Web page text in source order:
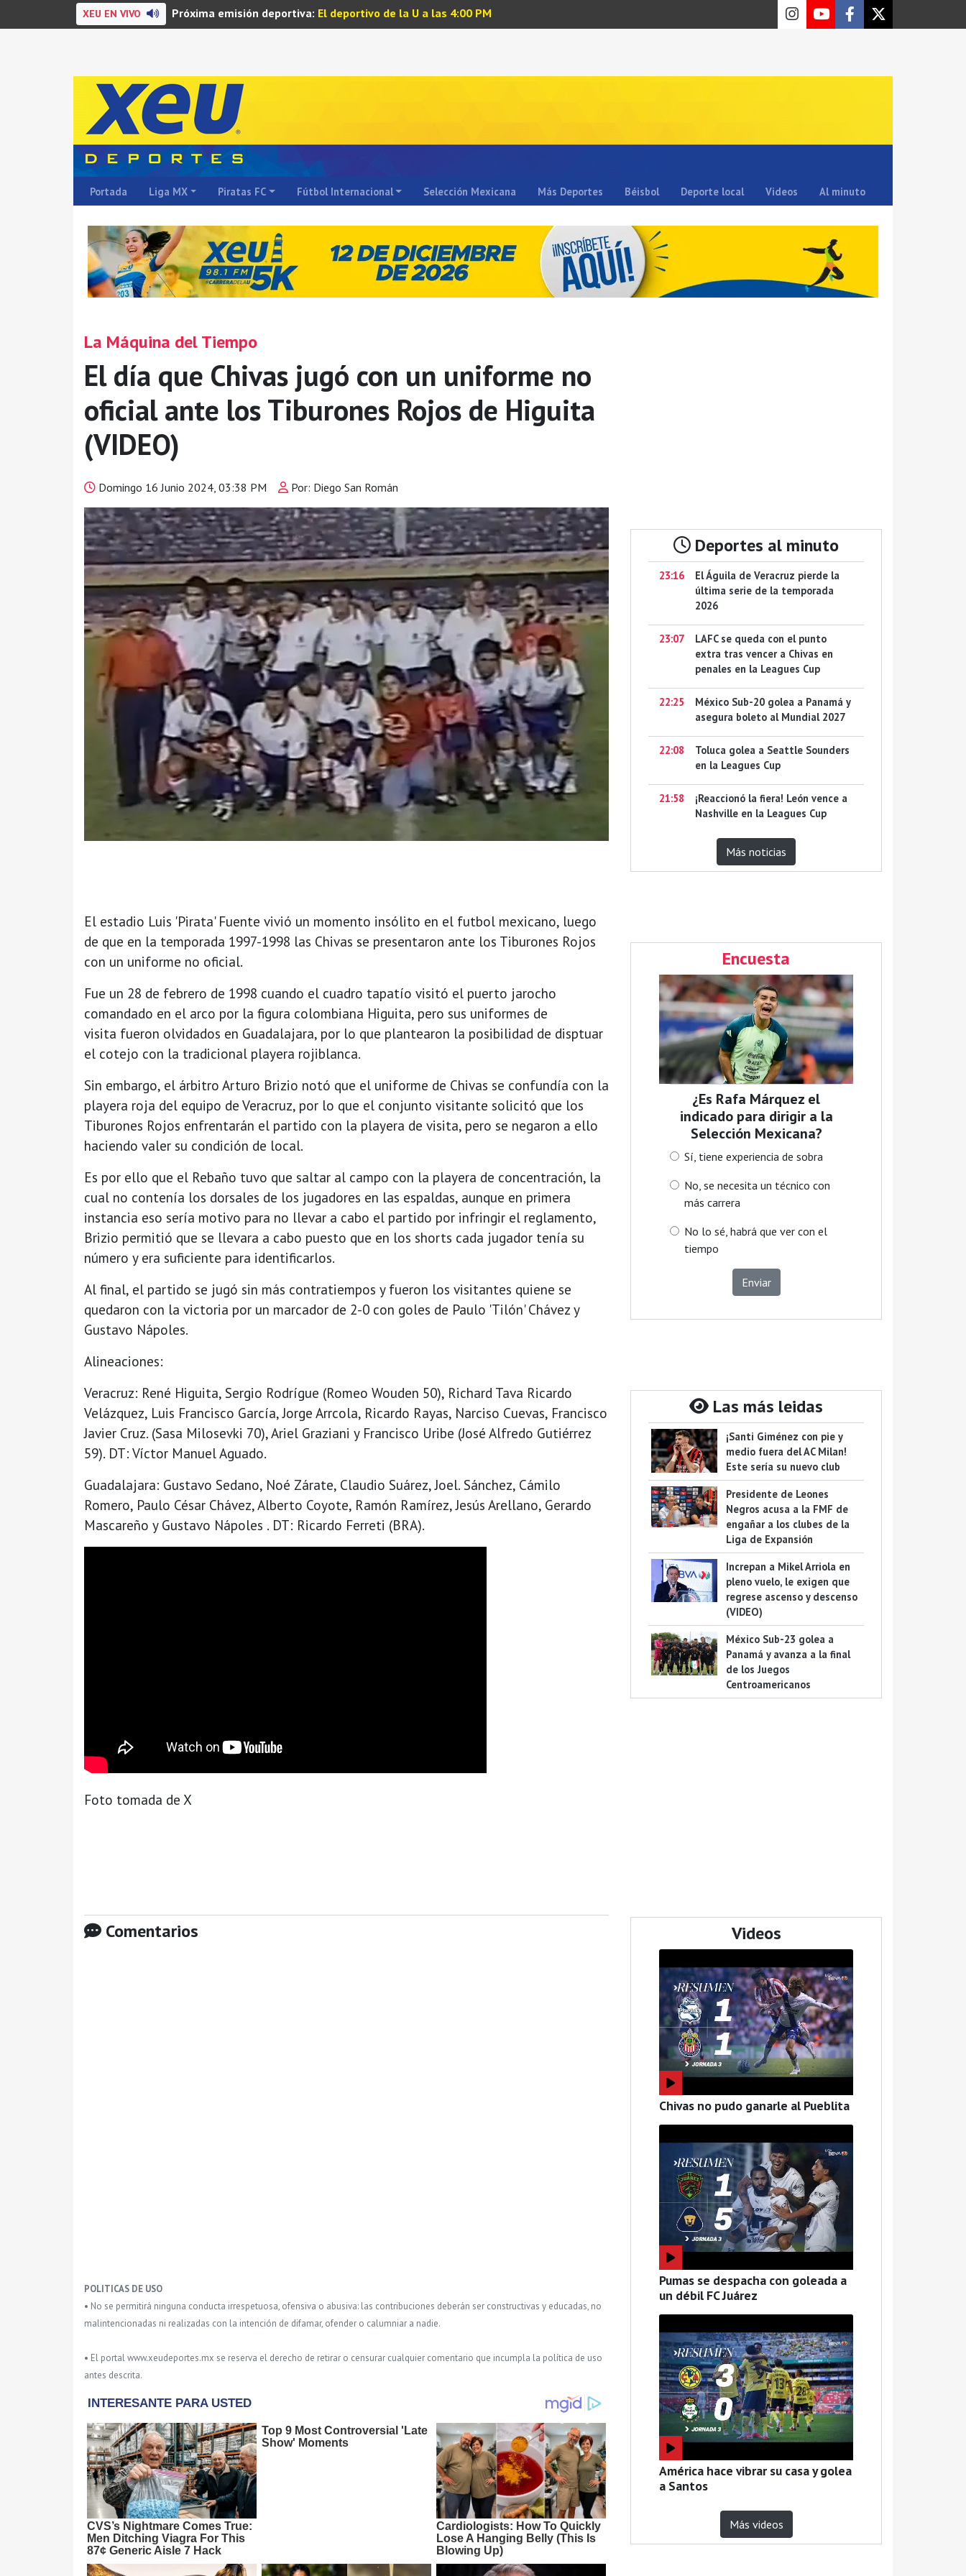
XEU EN VIVO Próxima emisión deportiva: El deportivo de la U a las 4:00 PM
Portada Liga MX Piratas FC Fútbol Internacional Selección Mexicana Más Deportes Béisbol Deporte local Videos Al minuto
La Máquina del Tiempo
El día que Chivas jugó con un uniforme no
oficial ante los Tiburones Rojos de Higuita
(VIDEO)
Domingo 16 Junio 2024, 03:38 PM Por: Diego San Román
El estadio Luis 'Pirata' Fuente vivió un momento insólito en el futbol mexicano, luego
de que en la temporada 1997-1998 las Chivas se presentaron ante los Tiburones Rojos
con un uniforme no oficial.
Fue un 28 de febrero de 1998 cuando el cuadro tapatío visitó el puerto jarocho
comandado en el arco por la figura colombiana Higuita, pero sus uniformes de
visita fueron olvidados en Guadalajara, por lo que plantearon la posibilidad de disptuar
el cotejo con la tradicional playera rojiblanca.
Sin embargo, el árbitro Arturo Brizio notó que el uniforme de Chivas se confundía con la
playera roja del equipo de Veracruz, por lo que el conjunto visitante solicitó que los
Tiburones Rojos enfrentarán el partido con la playera de visita, pero se negaron a ello
haciendo valer su condición de local.
Es por ello que el Rebaño tuvo que saltar al campo con la playera de concentración, la
cual no contenía los dorsales de los jugadores en las espaldas, aunque en primera
instancia eso sería motivo para no llevar a cabo el partido por infringir el reglamento,
Brizio permitió que se llevara a cabo puesto que en los shorts cada jugador tenía su
número y era suficiente para identificarlos.
Al final, el partido se jugó sin más contratiempos y fueron los visitantes quiene se
quedaron con la victoria por un marcador de 2-0 con goles de Paulo 'Tilón' Chávez y
Gustavo Nápoles.
Alineaciones:
Veracruz: René Higuita, Sergio Rodrígue (Romeo Wouden 50), Richard Tava Ricardo
Velázquez, Luis Francisco García, Jorge Arrcola, Ricardo Rayas, Narciso Cuevas, Francisco
Javier Cruz. (Sasa Milosevki 70), Ariel Graziani y Francisco Uribe (José Alfredo Gutiérrez
59). DT: Víctor Manuel Aguado.
Guadalajara: Gustavo Sedano, Noé Zárate, Claudio Suárez, Joel. Sánchez, Cámilo
Romero, Paulo César Chávez, Alberto Coyote, Ramón Ramírez, Jesús Arellano, Gerardo
Mascareño y Gustavo Nápoles . DT: Ricardo Ferreti (BRA).
Foto tomada de X
Comentarios
POLITICAS DE USO
• No se permitirá ninguna conducta irrespetuosa, ofensiva o abusiva: las contribuciones deberán ser constructivas y educadas, no
malintencionadas ni realizadas con la intención de difamar, ofender o calumniar a nadie.
• El portal www.xeudeportes.mx se reserva el derecho de retirar o censurar cualquier comentario que incumpla la política de uso
antes descrita.
Deportes al minuto
23:16
El Águila de Veracruz pierde la
última serie de la temporada
2026
23:07
LAFC se queda con el punto
extra tras vencer a Chivas en
penales en la Leagues Cup
22:25
México Sub-20 golea a Panamá y
asegura boleto al Mundial 2027
22:08
Toluca golea a Seattle Sounders
en la Leagues Cup
21:58
¡Reaccionó la fiera! León vence a
Nashville en la Leagues Cup
Más noticias
Encuesta
¿Es Rafa Márquez el
indicado para dirigir a la
Selección Mexicana?
Sí, tiene experiencia de sobra
No, se necesita un técnico con
más carrera
No lo sé, habrá que ver con el
tiempo
Enviar
Las más leidas
¡Santi Giménez con pie y
medio fuera del AC Milan!
Este sería su nuevo club
Presidente de Leones
Negros acusa a la FMF de
engañar a los clubes de la
Liga de Expansión
Increpan a Mikel Arriola en
pleno vuelo, le exigen que
regrese ascenso y descenso
(VIDEO)
México Sub-23 golea a
Panamá y avanza a la final
de los Juegos
Centroamericanos
Videos
Chivas no pudo ganarle al Pueblita
Pumas se despacha con goleada a
un débil FC Juárez
América hace vibrar su casa y golea
a Santos
Más videos